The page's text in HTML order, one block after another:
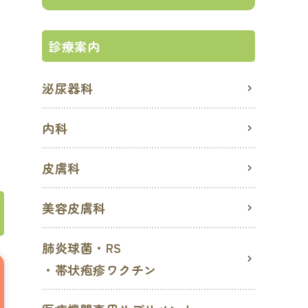
診療案内
泌尿器科
内科
皮膚科
美容皮膚科
肺炎球菌・RS
・帯状疱疹ワクチン